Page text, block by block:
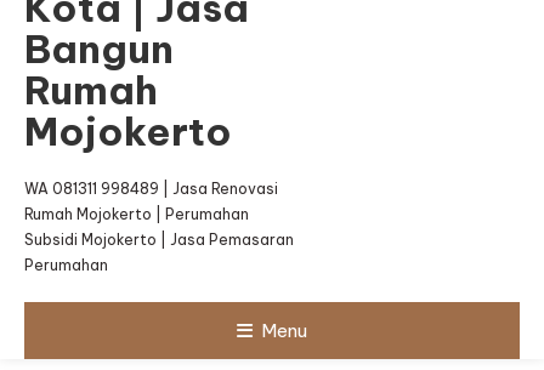
Bangun
Rumah
Mojokerto
WA 081311 998489 | Jasa Renovasi
Rumah Mojokerto | Perumahan
Subsidi Mojokerto | Jasa Pemasaran
Perumahan
Menu